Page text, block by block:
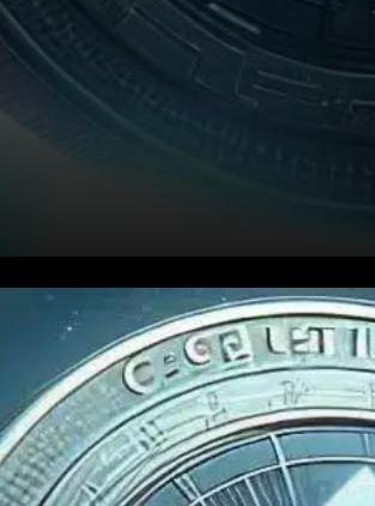
Performance Récente
Forte Hausse